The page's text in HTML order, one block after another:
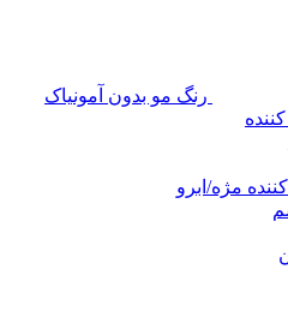
رنگ مو بدون آمونیاک
مژه/ابرو